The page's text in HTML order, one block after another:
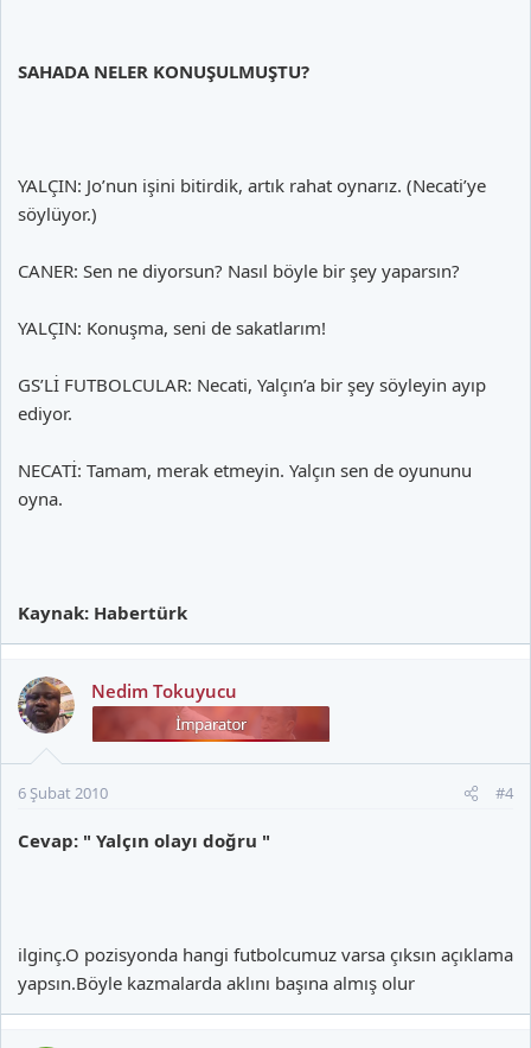
SAHADA NELER KONUŞULMUŞTU?
YALÇIN: Jo’nun işini bitirdik, artık rahat oynarız. (Necati’ye
söylüyor.)
CANER: Sen ne diyorsun? Nasıl böyle bir şey yaparsın?
YALÇIN: Konuşma, seni de sakatlarım!
GS’Lİ FUTBOLCULAR: Necati, Yalçın’a bir şey söyleyin ayıp
ediyor.
NECATİ: Tamam, merak etmeyin. Yalçın sen de oyununu
oyna.
Kaynak: Habertürk
Nedim Tokuyucu
6 Şubat 2010 #4
Cevap: " Yalçın olayı doğru "
ilginç.O pozisyonda hangi futbolcumuz varsa çıksın açıklama
yapsın.Böyle kazmalarda aklını başına almış olur